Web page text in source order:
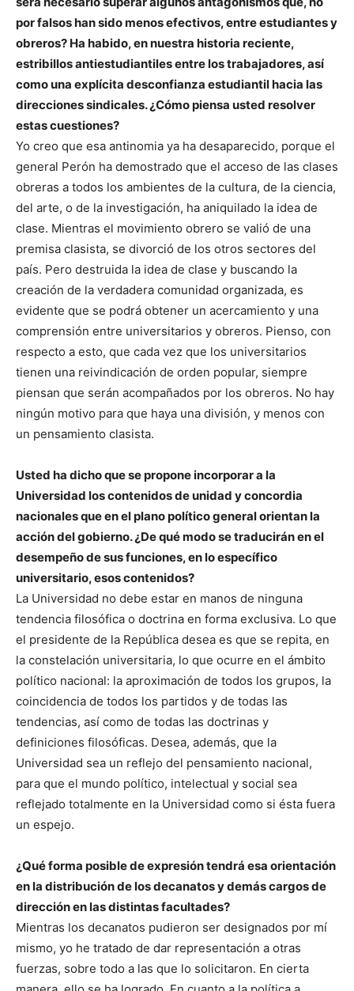
por falsos han sido menos efectivos, entre estudiantes y
obreros? Ha habido, en nuestra historia reciente,
estribillos antiestudiantiles entre los trabajadores, así
como una explícita desconfianza estudiantil hacia las
direcciones sindicales. ¿Cómo piensa usted resolver
estas cuestiones?
Yo creo que esa antinomia ya ha desaparecido, porque el
general Perón ha demostrado que el acceso de las clases
obreras a todos los ambientes de la cultura, de la ciencia,
del arte, o de la investigación, ha aniquilado la idea de
clase. Mientras el movimiento obrero se valió de una
premisa clasista, se divorció de los otros sectores del
país. Pero destruida la idea de clase y buscando la
creación de la verdadera comunidad organizada, es
evidente que se podrá obtener un acercamiento y una
comprensión entre universitarios y obreros. Pienso, con
respecto a esto, que cada vez que los universitarios
tienen una reivindicación de orden popular, siempre
piensan que serán acompañados por los obreros. No hay
ningún motivo para que haya una división, y menos con
un pensamiento clasista.
Usted ha dicho que se propone incorporar a la
Universidad los contenidos de unidad y concordia
nacionales que en el plano político general orientan la
acción del gobierno. ¿De qué modo se traducirán en el
desempeño de sus funciones, en lo específico
universitario, esos contenidos?
La Universidad no debe estar en manos de ninguna
tendencia filosófica o doctrina en forma exclusiva. Lo que
el presidente de la República desea es que se repita, en
la constelación universitaria, lo que ocurre en el ámbito
político nacional: la aproximación de todos los grupos, la
coincidencia de todos los partidos y de todas las
tendencias, así como de todas las doctrinas y
definiciones filosóficas. Desea, además, que la
Universidad sea un reflejo del pensamiento nacional,
para que el mundo político, intelectual y social sea
reflejado totalmente en la Universidad como si ésta fuera
un espejo.
¿Qué forma posible de expresión tendrá esa orientación
en la distribución de los decanatos y demás cargos de
dirección en las distintas facultades?
Mientras los decanatos pudieron ser designados por mí
mismo, yo he tratado de dar representación a otras
fuerzas, sobre todo a las que lo solicitaron. En cierta